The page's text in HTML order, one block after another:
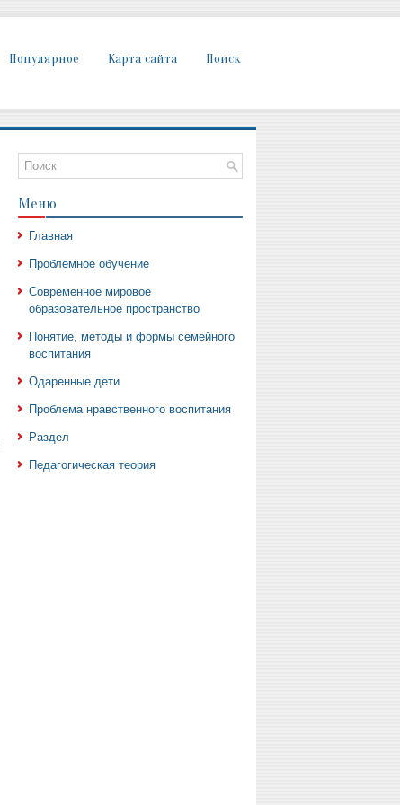
Популярное Карта сайта Поиск
Меню
Главная
Проблемное обучение
Современное мировое
образовательное пространство
Понятие, методы и формы семейного
воспитания
Одаренные дети
Проблема нравственного воспитания
Раздел
Педагогическая теория